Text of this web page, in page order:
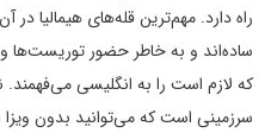
ساده‌اند و به خاطر حضور توریست‌ها و
که لازم است را به انگلیسی می‌فهمند.
سرزمینی است که می‌توانید بدون ویزا